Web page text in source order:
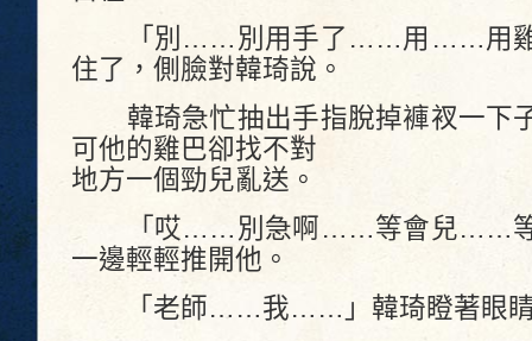
「別……別用手了……用……用雞
住了，側臉對韓琦說。
韓琦急忙抽出手指脫掉褲衩一下
可他的雞巴卻找不對
地方一個勁兒亂送。
「哎……別急啊……等會兒……等
一邊輕輕推開他。
「老師……我……」韓琦瞪著眼睛